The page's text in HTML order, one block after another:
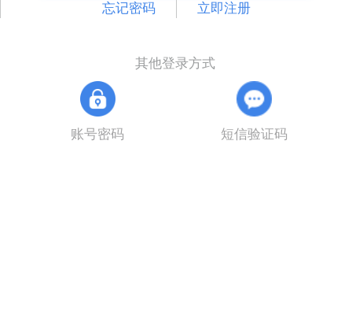
忘记密码 立即注册
其他登录方式
账号密码 短信验证码